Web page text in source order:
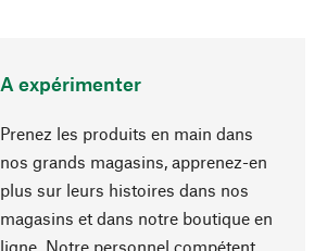
A expérimenter
Prenez les produits en main dans
nos grands magasins, apprenez-en
plus sur leurs histoires dans nos
magasins et dans notre boutique en
ligne. Notre personnel compétent